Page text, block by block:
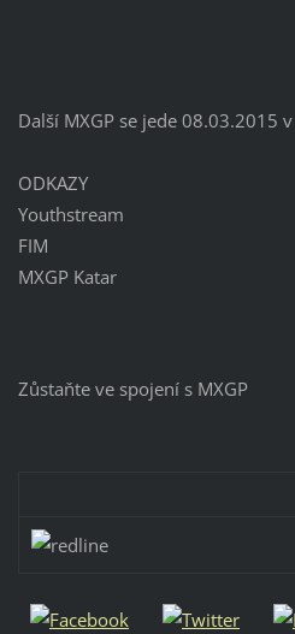
Další MXGP se jede 08.03.2015
ODKAZY
Youthstream
FIM
MXGP Katar
Zůstaňte ve spojení s MXGP